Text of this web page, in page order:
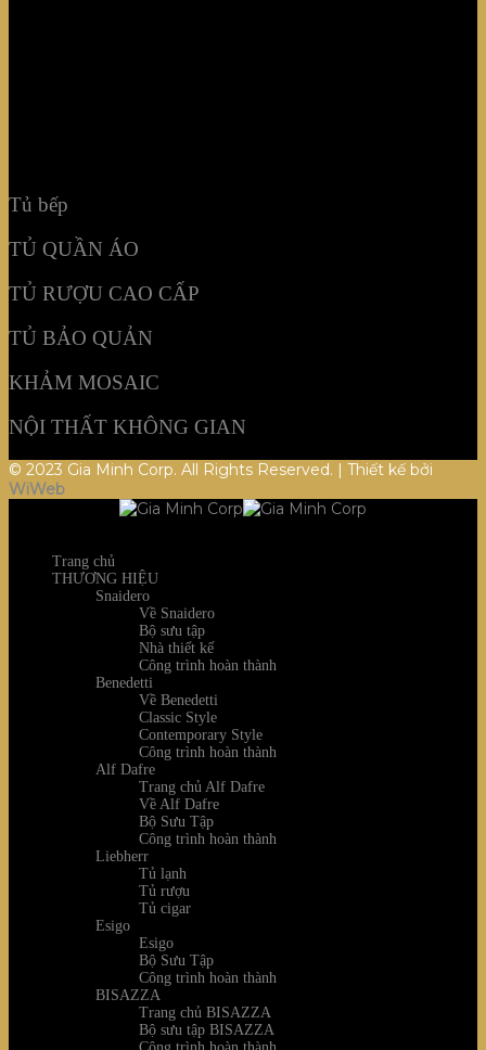
Tủ bếp
TỦ QUẦN ÁO
TỦ RƯỢU CAO CẤP
TỦ BẢO QUẢN
KHẢM MOSAIC
NỘI THẤT KHÔNG GIAN
© 2023 Gia Minh Corp. All Rights Reserved. | Thiết kế bởi
WiWeb
Trang chủ
THƯƠNG HIỆU
Snaidero
Về Snaidero
Bộ sưu tập
Nhà thiết kế
Công trình hoàn thành
Benedetti
Về Benedetti
Classic Style
Contemporary Style
Công trình hoàn thành
Alf Dafre
Trang chủ Alf Dafre
Về Alf Dafre
Bộ Sưu Tập
Công trình hoàn thành
Liebherr
Tủ lạnh
Tủ rượu
Tủ cigar
Esigo
Esigo
Bộ Sưu Tập
Công trình hoàn thành
BISAZZA
Trang chủ BISAZZA
Bộ sưu tập BISAZZA